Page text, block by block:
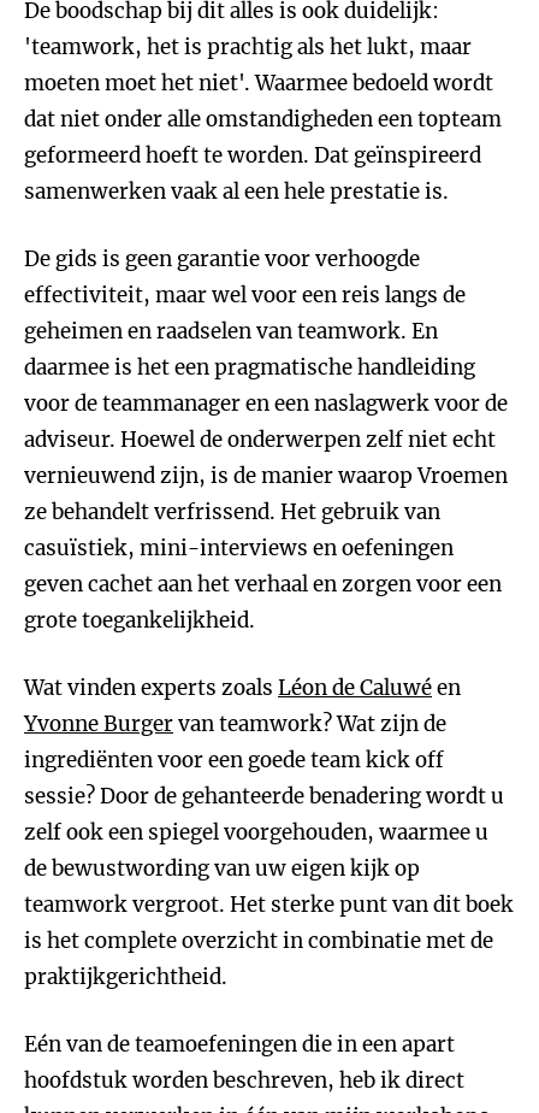
De boodschap bij dit alles is ook duidelijk:
'teamwork, het is prachtig als het lukt, maar
moeten moet het niet'. Waarmee bedoeld wordt
dat niet onder alle omstandigheden een topteam
geformeerd hoeft te worden. Dat geïnspireerd
samenwerken vaak al een hele prestatie is.
De gids is geen garantie voor verhoogde
effectiviteit, maar wel voor een reis langs de
geheimen en raadselen van teamwork. En
daarmee is het een pragmatische handleiding
voor de teammanager en een naslagwerk voor de
adviseur. Hoewel de onderwerpen zelf niet echt
vernieuwend zijn, is de manier waarop Vroemen
ze behandelt verfrissend. Het gebruik van
casuïstiek, mini-interviews en oefeningen
geven cachet aan het verhaal en zorgen voor een
grote toegankelijkheid.
Wat vinden experts zoals Léon de Caluwéen
Yvonne Burgervan teamwork? Wat zijn de
ingrediënten voor een goede team kick off
sessie? Door de gehanteerde benadering wordt u
zelf ook een spiegel voorgehouden, waarmee u
de bewustwording van uw eigen kijk op
teamwork vergroot. Het sterke punt van dit boek
is het complete overzicht in combinatie met de
praktijkgerichtheid.
Eén van de teamoefeningen die in een apart
hoofdstuk worden beschreven, heb ik direct